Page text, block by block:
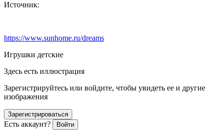
Источник:
https://www.sunhome.ru/dreams
Игрушки детские
Здесь есть иллюстрация
Зарегистрируйтесь или войдите, чтобы увидеть ее и другие
изображения
Зарегистрироваться
Есть аккаунт? Войти